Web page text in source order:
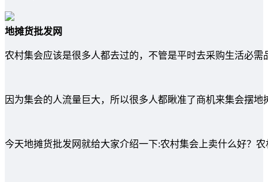
地摊货批发网
农村集会应该是很多人都去过的，不管是平时去采购生活必
因为集会的人流量巨大，所以很多人都瞅准了商机来集会摆
今天地摊货批发网就给大家介绍一下:农村集会上卖什么好？